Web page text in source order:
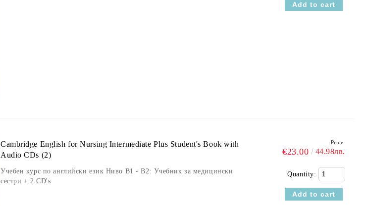
Cambridge English for Nursing Intermediate Plus Student's Book with
Audio CDs (2)
Учебен курс по английски език Ниво B1 - B2: Учебник за медицински
сестри + 2 CD's
Price:
€23.00 44.98лв.
Quantity: